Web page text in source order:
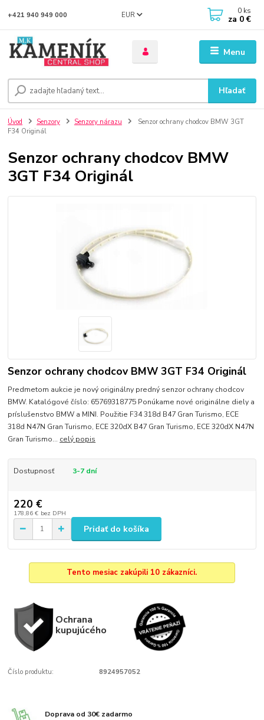
Menu
EUR
Hľadať
+421 940 949 000 0 ks
za 0 €
Úvod Senzory Senzory nárazu
Senzor ochrany chodcov BMW 3GT
F34 Originál
Senzor ochrany chodcov BMW
3GT F34 Originál
Senzor ochrany chodcov BMW 3GT F34 Originál
Predmetom aukcie je nový originálny predný senzor ochrany chodcov
BMW. Katalógové číslo: 65769318775 Ponúkame nové originálne diely a
príslušenstvo BMW a MINI. Použitie F34 318d B47 Gran Turismo, ECE
318d N47N Gran Turismo, ECE 320dX B47 Gran Turismo, ECE 320dX N47N
Gran Turismo... celý popis
Dostupnosť 3-7 dní
220 €
178,86 € bez DPH
Pridať do košíka
Tento mesiac zakúpili 10 zákazníci.
Ochrana
kupujúcého
Číslo produktu: 8924957052
Doprava od 30€ zadarmo